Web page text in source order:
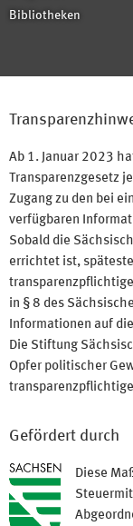
Bibliotheken
Ab 1. Januar 2023
Transparenzgesetz
Zugang zu den bei
verfügbaren
Sobald die
errichtet ist,
in § 8 des
Informationen auf
Die Stiftung
Opfer politischer
Gefördert durch
Diese